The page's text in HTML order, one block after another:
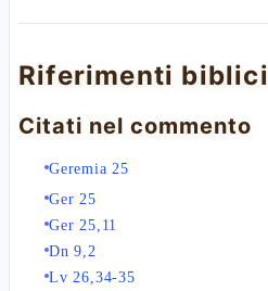
Riferimenti biblici
Citati nel commento
Geremia 25
Ger 25
Ger 25,11
Dn 9,2
Lv 26,34-35